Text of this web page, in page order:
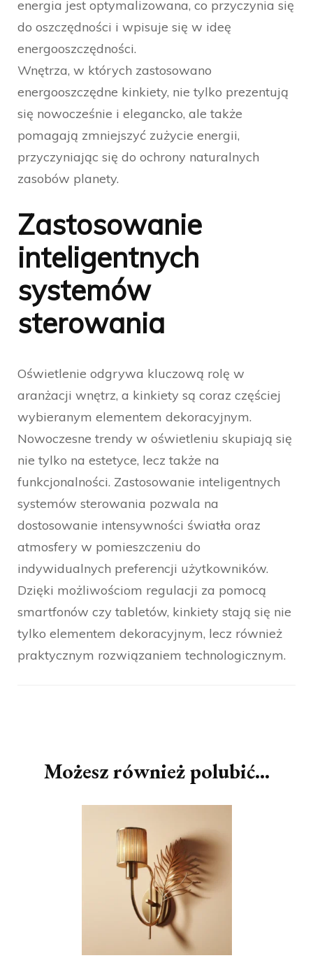
energia jest optymalizowana, co przyczynia się
do oszczędności i wpisuje się w ideę
energooszczędności.
Wnętrza, w których zastosowano
energooszczędne kinkiety, nie tylko prezentują
się nowocześnie i elegancko, ale także
pomagają zmniejszyć zużycie energii,
przyczyniając się do ochrony naturalnych
zasobów planety.
Zastosowanie
inteligentnych
systemów
sterowania
Oświetlenie odgrywa kluczową rolę w
aranżacji wnętrz, a kinkiety są coraz częściej
wybieranym elementem dekoracyjnym.
Nowoczesne trendy w oświetleniu skupiają się
nie tylko na estetyce, lecz także na
funkcjonalności. Zastosowanie inteligentnych
systemów sterowania pozwala na
dostosowanie intensywności światła oraz
atmosfery w pomieszczeniu do
indywidualnych preferencji użytkowników.
Dzięki możliwościom regulacji za pomocą
smartfonów czy tabletów, kinkiety stają się nie
tylko elementem dekoracyjnym, lecz również
praktycznym rozwiązaniem technologicznym.
Możesz również polubić…